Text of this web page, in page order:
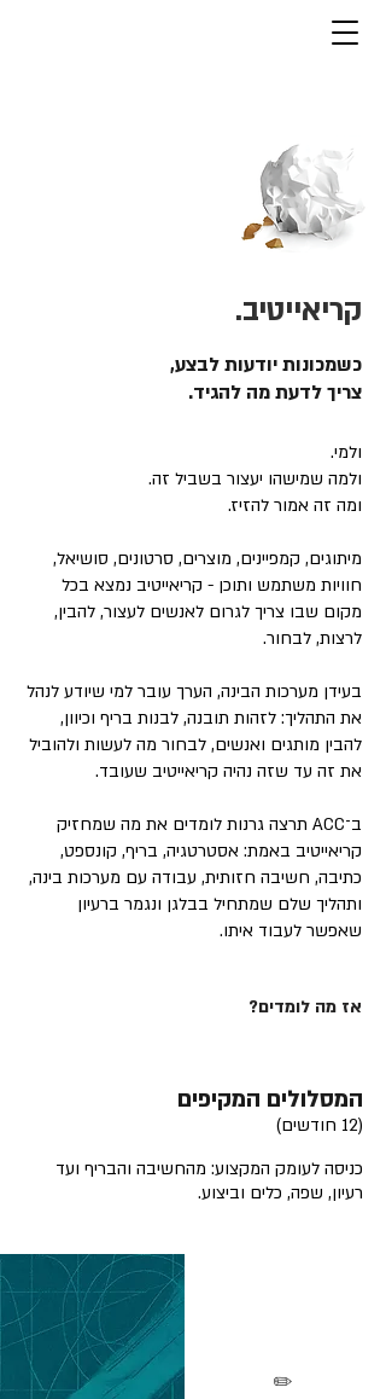
קריאייטיב.
כשמכונות יודעות לבצע,
צריך לדעת מה להגיד.
ולמי.
ולמה שמישהו יעצור בשביל זה.
ומה זה אמור להזיז.
מיתוגים, קמפיינים, מוצרים, סרטונים, סושיאל,
חוויות משתמש ותוכן - קריאייטיב נמצא בכל
מקום שבו צריך לגרום לאנשים לעצור, להבין,
לרצות, לבחור.
בעידן מערכות הבינה, הערך עובר למי שיודע לנהל
את התהליך: לזהות תובנה, לבנות בריף וכיוון,
להבין מותגים ואנשים, לבחור מה לעשות ולהוביל
את זה עד שזה נהיה קריאייטיב שעובד.
ב־ACC תרצה גרנות לומדים את מה שמחזיק
קריאייטיב באמת: אסטרטגיה, בריף, קונספט,
כתיבה, חשיבה חזותית, עבודה עם מערכות בינה,
ותהליך שלם שמתחיל בבלגן ונגמר ברעיון
שאפשר לעבוד איתו.
אז מה לומדים?
המסלולים המקיפים
(12 חודשים)
כניסה לעומק המקצוע: מהחשיבה והבריף ועד
רעיון, שפה, כלים וביצוע.
✏️